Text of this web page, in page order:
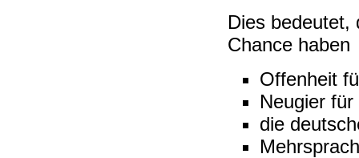
Dies bedeutet,
Chance haben
Offenheit
Neugier
die